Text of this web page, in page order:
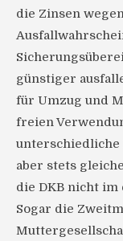
die Zinsen
günstiger
für Umzug und
freien
unterschiedliche
aber stets
die DKB nicht
Sogar die